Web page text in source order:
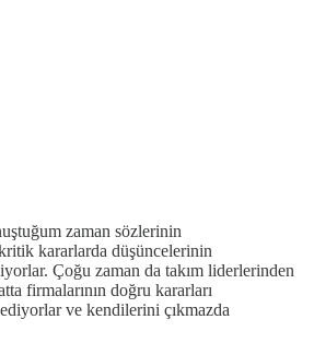
zaman sözlerinin
kararlarda düşüncelerinin
Çoğu zaman da takım liderlerinden
firmalarının doğru kararları
ve kendilerini çıkmazda